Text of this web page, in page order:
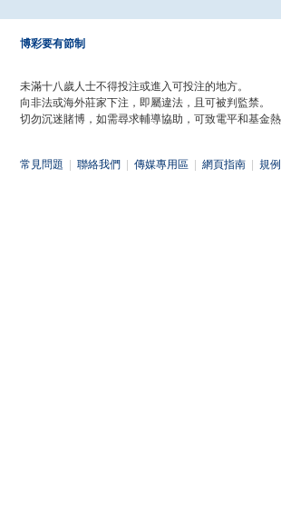
博彩要有節制
未滿十八歲人士不得投注或進入可投注的地方。
向非法或海外莊家下注，即屬違法，且可被判監禁。
切勿沉迷賭博，如需尋求輔導協助，可致電平和基金熱
常見問題 聯絡我們 傳媒專用區 網頁指南 規例